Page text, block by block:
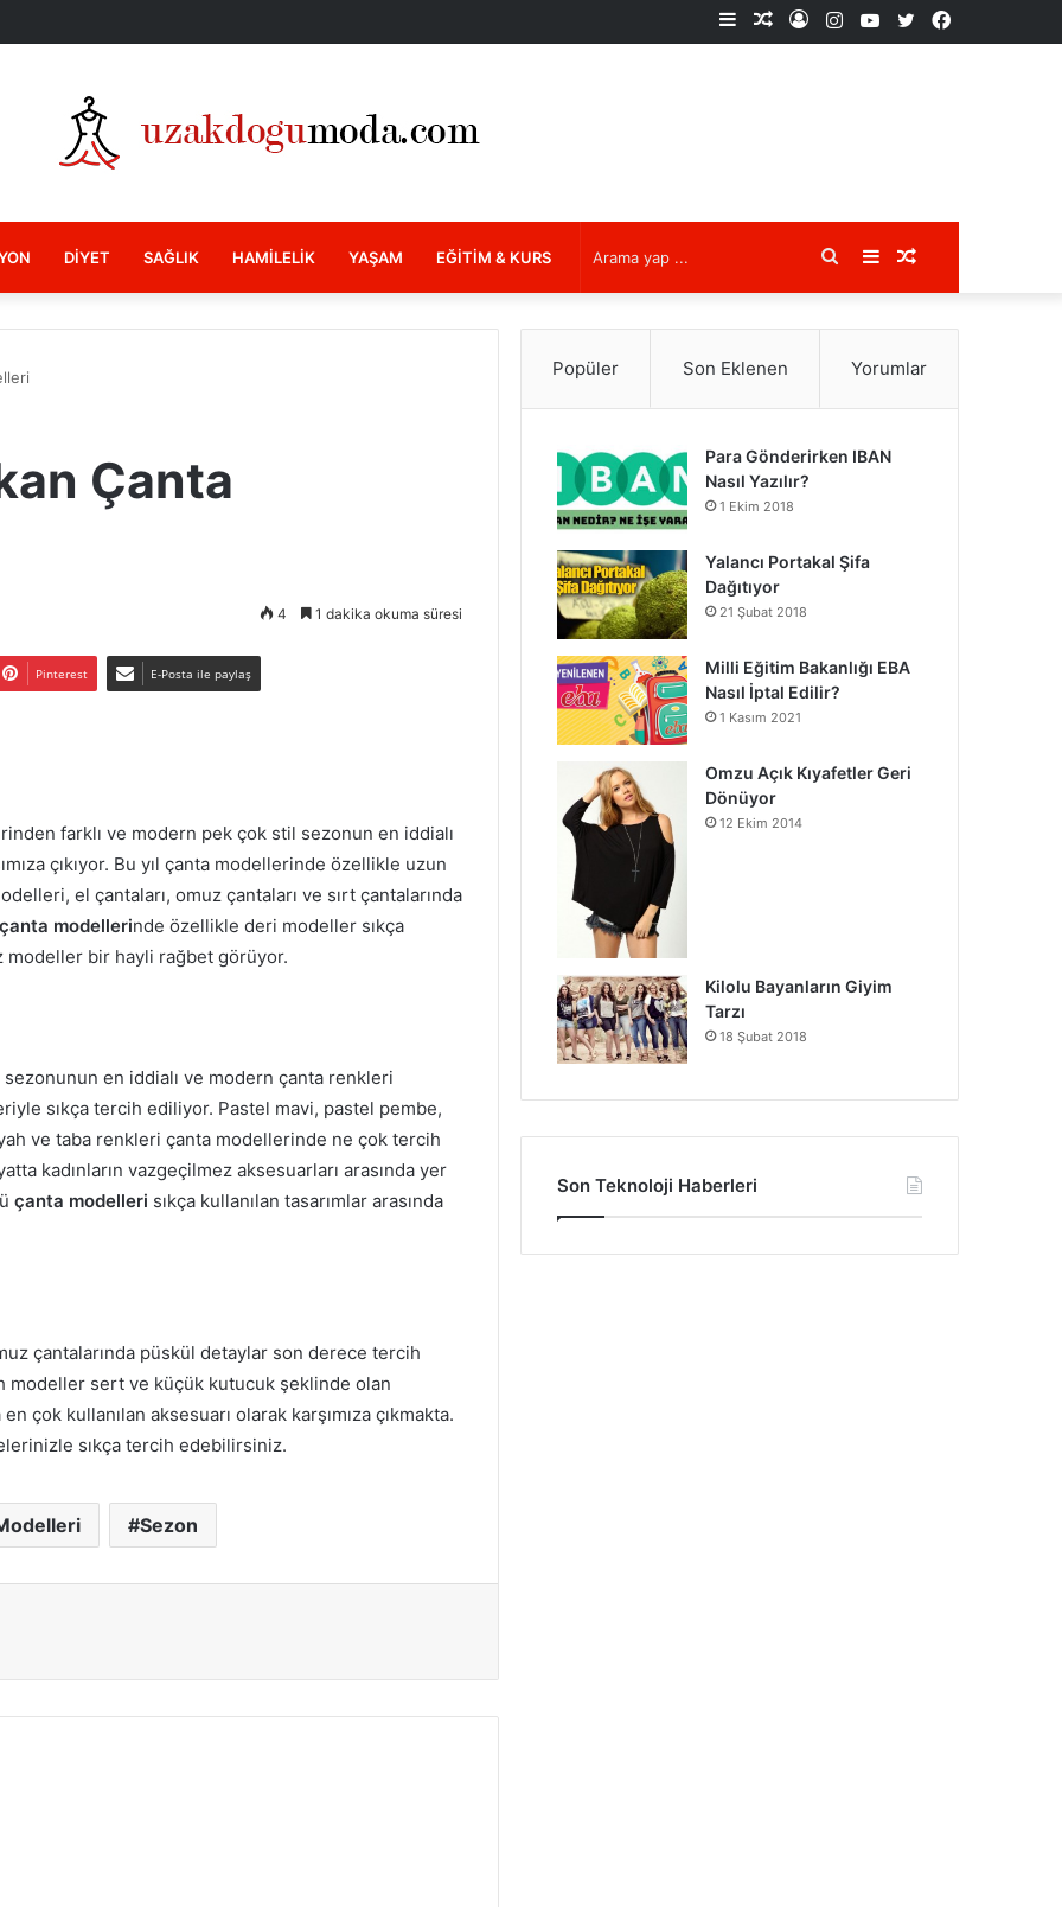
Facebook
X
YouTube
Instagram
Kayıt
Rastgele
Kenar
DIYET SAĞLIK HAMILELIK YAŞAM EĞITIM & KURS Rastgele
Makale
Kenar
Bölmesi
Arama
yap
Çanta
4 1 dakika okuma süresi
Pinterest E-Posta ile paylaş
farklı ve modern pek çok stil sezonun en iddialı
çıkıyor. Bu yıl çanta modellerinde özellikle uzun
el çantaları, omuz çantaları ve sırt çantalarında
modellerinde özellikle deri modeller sıkça
modeller bir hayli rağbet görüyor.
en iddialı ve modern çanta renkleri
sıkça tercih ediliyor. Pastel mavi, pastel pembe,
ve taba renkleri çanta modellerinde ne çok tercih
kadınların vazgeçilmez aksesuarları arasında yer
çanta modelleri sıkça kullanılan tasarımlar arasında
çantalarında püskül detaylar son derece tercih
modeller sert ve küçük kutucuk şeklinde olan
çok kullanılan aksesuarı olarak karşımıza çıkmakta.
sıkça tercih edebilirsiniz.
Sezon
Popüler Son Eklenen Yorumlar
Para Gönderirken IBAN
Nasıl Yazılır?
1 Ekim 2018
Yalancı Portakal Şifa
Dağıtıyor
21 Şubat 2018
Milli Eğitim Bakanlığı EBA
Nasıl İptal Edilir?
1 Kasım 2021
Omzu Açık Kıyafetler Geri
Dönüyor
12 Ekim 2014
Kilolu Bayanların Giyim
Tarzı
18 Şubat 2018
Son Teknoloji Haberleri